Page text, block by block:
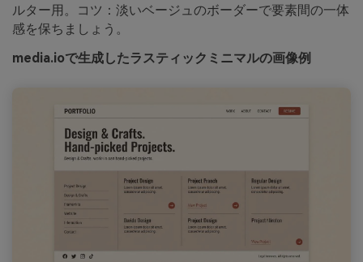
ルター用。コツ：淡いベージュのボーダーで要素間の一体
感を保ちましょう。
media.ioで生成したラスティックミニマルの画像例